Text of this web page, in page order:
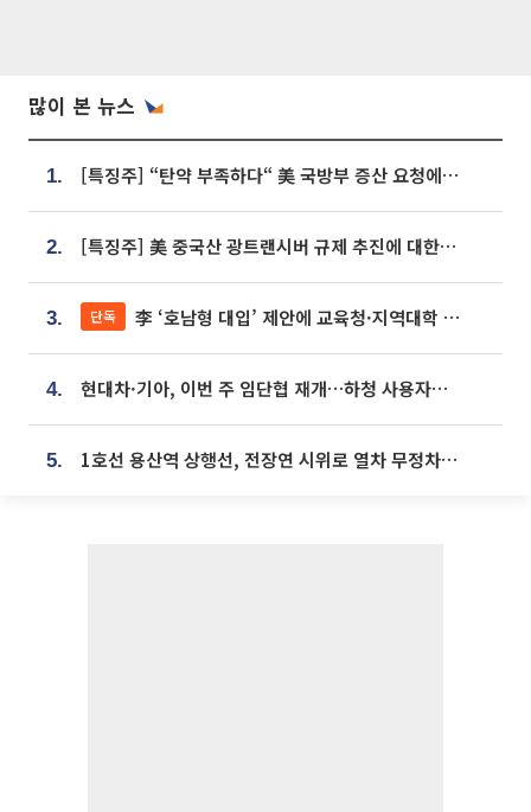
많이 본 뉴스
1. [특징주] “탄약 부족하다“ 美 국방부 증산 요청에⋯국내 방산주 급등세
2. [특징주] 美 중국산 광트랜시버 규제 추진에 대한광통신 등 광통신株 강세
3. 단독 李 ‘호남형 대입’ 제안에 교육청·지역대학 서·논술형 입시 연계 '착수'
4. 현대차·기아, 이번 주 임단협 재개…하청 사용자성 재심도 ‘변수’
5. 1호선 용산역 상행선, 전장연 시위로 열차 무정차 운행